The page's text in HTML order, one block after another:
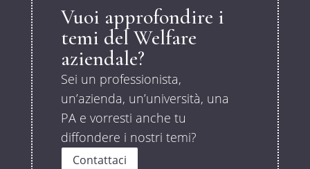
Vuoi approfondire i
temi del Welfare
aziendale?
Sei un professionista,
un’azienda, un’università, una
PA e vorresti anche tu
diffondere i nostri temi?
Contattaci